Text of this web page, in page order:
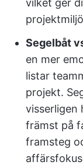
vilket ger
Segelbåt
en mer
listar
projekt.
visserligen
främst på
framsteg